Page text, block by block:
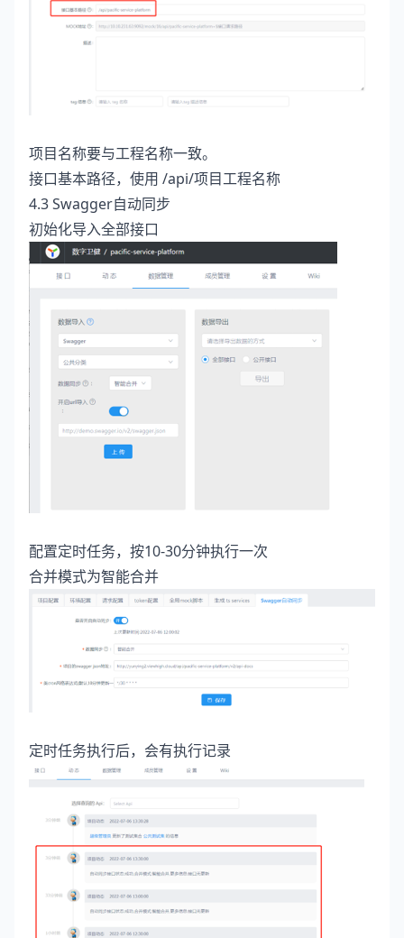
项目名称要与工程名称一致。
接口基本路径，使用 /api/项目工程名称
4.3 Swagger自动同步
初始化导入全部接口
配置定时任务，按10-30分钟执行一次
合并模式为智能合并
定时任务执行后，会有执行记录